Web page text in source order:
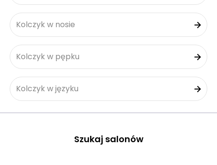
Kolczyk w nosie
Kolczyk w pępku
Kolczyk w języku
Szukaj salonów